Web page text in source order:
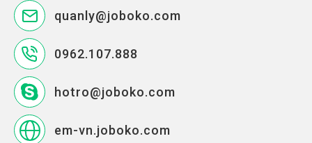
quanly@joboko.com
0962.107.888
hotro@joboko.com
em-vn.joboko.com